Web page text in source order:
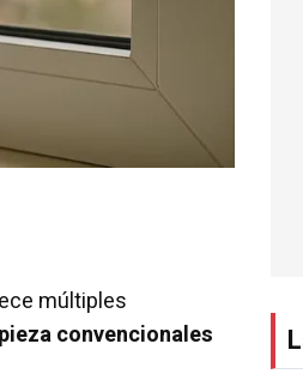
múltiples
convencionales